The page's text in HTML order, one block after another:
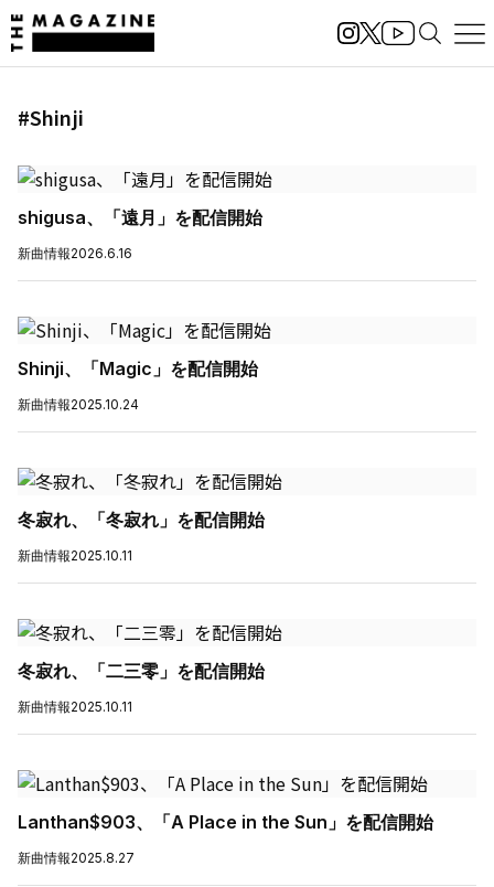
#Shinji
shigusa、「遠月」を配信開始
新曲情報2026.6.16
Shinji、「Magic」を配信開始
新曲情報2025.10.24
冬寂れ、「冬寂れ」を配信開始
新曲情報2025.10.11
冬寂れ、「二三零」を配信開始
新曲情報2025.10.11
Lanthan$903、「A Place in the Sun」を配信開始
新曲情報2025.8.27